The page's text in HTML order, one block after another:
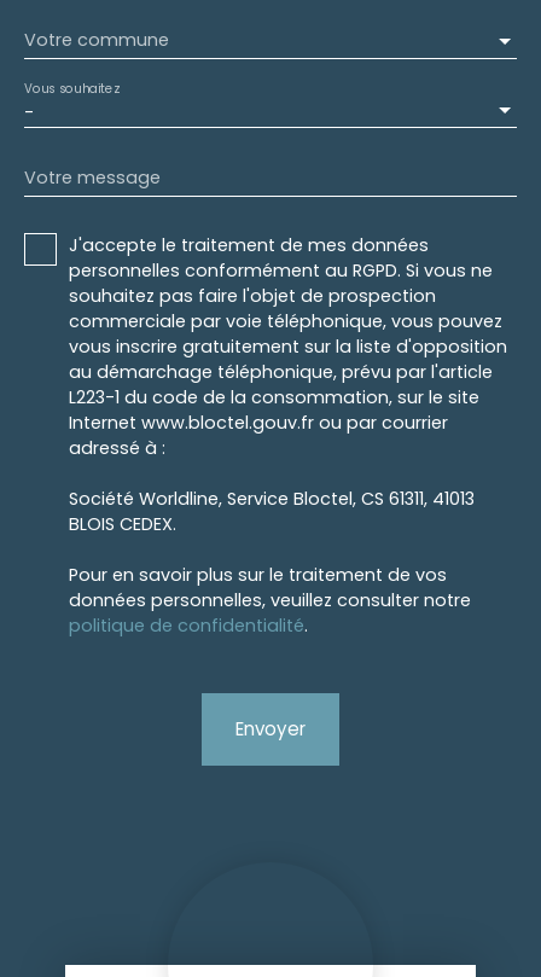
Votre commune
-
Vous souhaitez
Votre message
J'accepte le traitement de mes données
personnelles conformément au RGPD. Si vous ne
souhaitez pas faire l'objet de prospection
commerciale par voie téléphonique, vous pouvez
vous inscrire gratuitement sur la liste d'opposition
au démarchage téléphonique, prévu par l'article
L223-1 du code de la consommation, sur le site
Internet www.bloctel.gouv.fr ou par courrier
adressé à :
Société Worldline, Service Bloctel, CS 61311, 41013
BLOIS CEDEX.
Pour en savoir plus sur le traitement de vos
données personnelles, veuillez consulter notre
politique de confidentialité.
Envoyer